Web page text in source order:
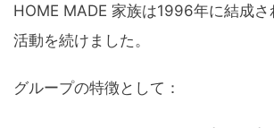
HOME MADE 家族は1996年に結成
活動を続けました。
グループの特徴として：